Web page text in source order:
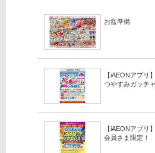
お盆準備
【iAEONアプリ
つやすみガッチャ
【iAEONアプリ
会員さま限定！